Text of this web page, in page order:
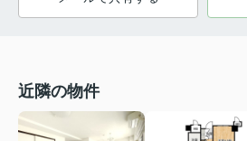
近隣の物件